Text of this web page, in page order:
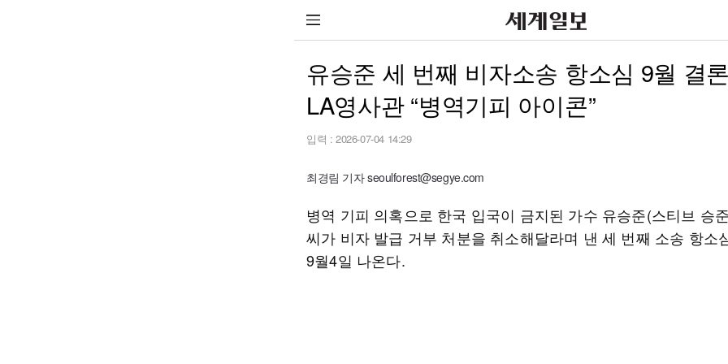
유승준 세 번째 비자소송 항소심 9월 결
LA영사관 “병역기피 아이콘”
입력 : 2026-07-04 14:29
최경림 기자 seoulforest@segye.com
병역 기피 의혹으로 한국 입국이 금지된 가수 유승준(스티브 승
씨가 비자 발급 거부 처분을 취소해달라며 낸 세 번째 소송 항소
9월4일 나온다.